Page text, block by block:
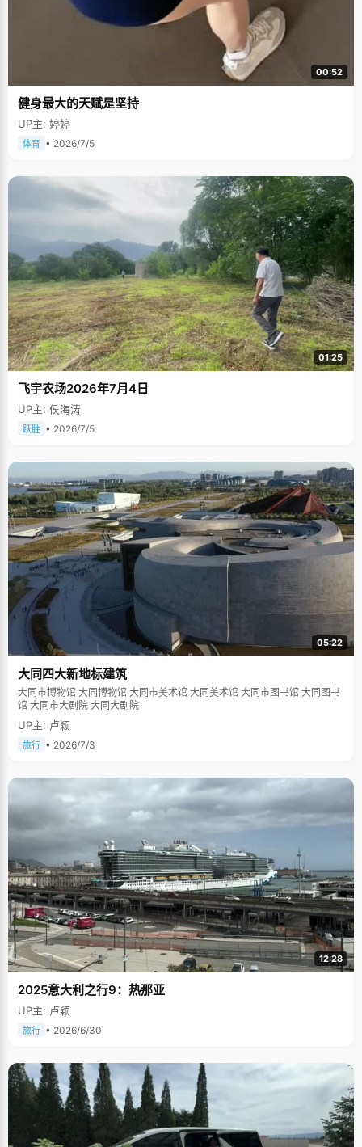
00:52
健身最大的天赋是坚持
UP主: 婷婷
体育 • 2026/7/5
01:25
飞宇农场2026年7月4日
UP主: 侯海涛
跃胜 • 2026/7/5
05:22
大同四大新地标建筑
大同市博物馆 大同博物馆 大同市美术馆 大同美术馆 大同市图书馆 大同图书
馆 大同市大剧院 大同大剧院
UP主: 卢颖
旅行 • 2026/7/3
12:28
2025意大利之行9：热那亚
UP主: 卢颖
旅行 • 2026/6/30